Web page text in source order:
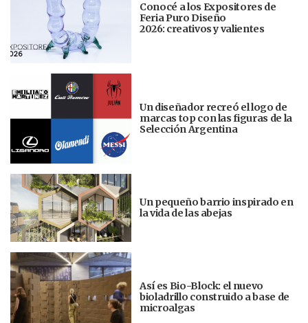
Conocé a los Expositores de
Feria Puro Diseño
2026: creativos y valientes
Un diseñador recreó el logo de
marcas top con las figuras de la
Selección Argentina
Un pequeño barrio inspirado en
la vida de las abejas
Así es Bio-Block: el nuevo
bioladrillo construido a base de
microalgas